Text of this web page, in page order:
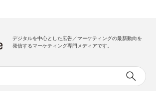
デジタルを中心とした広告／マーケティングの最新動向を
発信するマーケティング専門メディアです。